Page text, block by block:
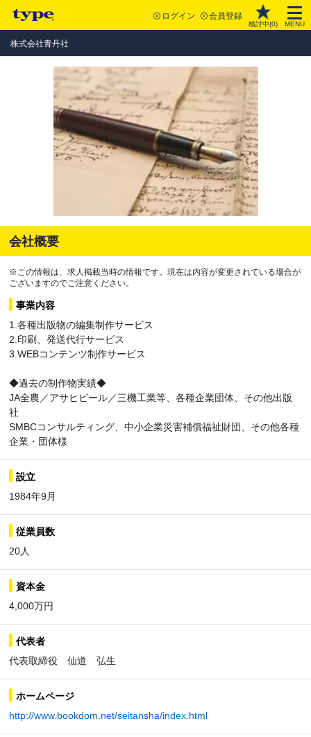
ログイン 会員登録
検討中(0) MENU
株式会社青丹社
会社概要
※この情報は、求人掲載当時の情報です。現在は内容が変更されている場合が
ございますのでご注意ください。
事業内容
1.各種出版物の編集制作サービス
2.印刷、発送代行サービス
3.WEBコンテンツ制作サービス
◆過去の制作物実績◆
JA全農／アサヒビール／三機工業等、各種企業団体、その他出版
社
SMBCコンサルティング、中小企業災害補償福祉財団、その他各種
企業・団体様
設立
1984年9月
従業員数
20人
資本金
4,000万円
代表者
代表取締役 仙道 弘生
ホームページ
http://www.bookdom.net/seitansha/index.html